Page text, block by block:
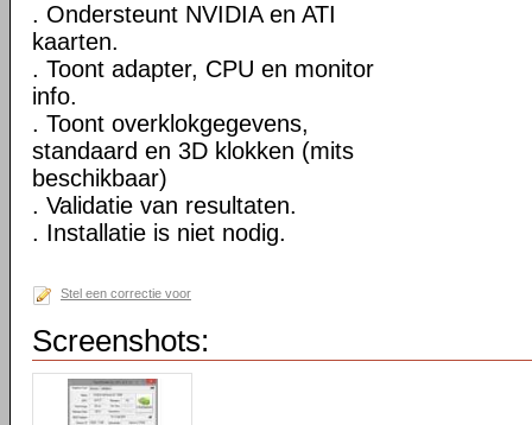
. Ondersteunt NVIDIA en ATI
kaarten.
. Toont adapter, CPU en monitor
info.
. Toont overklokgegevens,
standaard en 3D klokken (mits
beschikbaar)
. Validatie van resultaten.
. Installatie is niet nodig.
Stel een correctie voor
Screenshots: